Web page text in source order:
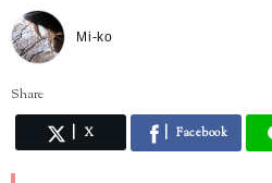
Mi-ko
Share
X Facebook